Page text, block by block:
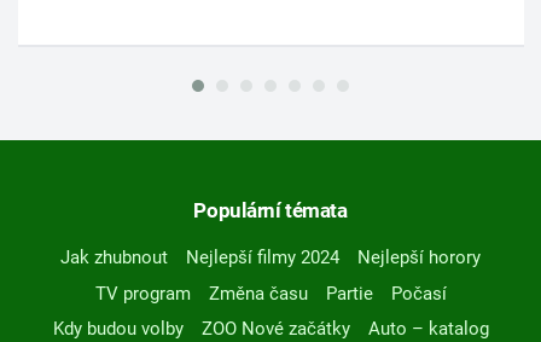
Populární témata
Jak zhubnout Nejlepší filmy 2024
Nejlepší horory
TV program
Změna času Partie
Počasí
Kdy budou volby
ZOO Nové začátky
Auto – katalog